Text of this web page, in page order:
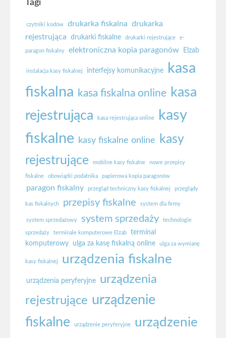
Tagi
czytniki kodów drukarka fiskalna drukarka
rejestrująca
drukarki fiskalne drukarki rejestrujące e-
paragon fiskalny elektroniczna kopia paragonów Elzab
instalacja kasy fiskalnej interfejsy komunikacyjne
kasa
fiskalna kasa fiskalna online kasa
rejestrująca
kasa rejestrująca online
kasy
fiskalne kasy fiskalne online
kasy
rejestrujące
mobilne kasy fiskalne nowe przepisy
fiskalne obowiązki podatnika papierowa kopia paragonów
paragon fiskalny przegląd techniczny kasy fiskalnej przeglądy
kas fiskalnych przepisy fiskalne system dla firmy
system sprzedażowy system sprzedaży technologie
sprzedaży terminale komputerowe Elzab
terminal
komputerowy
ulga za kasę fiskalną online ulga za wymianę
kasy fiskalnej urządzenia fiskalne
urządzenia peryferyjne
urządzenia
rejestrujące urządzenie
fiskalne
urządzenie peryferyjne
urządzenie